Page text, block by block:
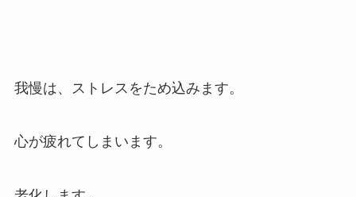
我慢は、ストレスをため込みます。
心が疲れてしまいます。